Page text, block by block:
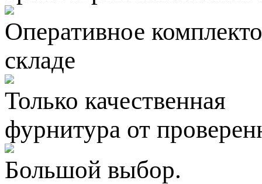
Оперативное
складе
Только качественная
фурнитура от
Большой выбор.